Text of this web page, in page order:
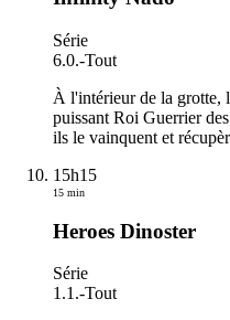
Série
6.0.-Tout
À l'intérieur de la grotte,
puissant Roi Guerrier
ils le vainquent et
15h15
15 min
Heroes Dinoster
Série
1.1.-Tout